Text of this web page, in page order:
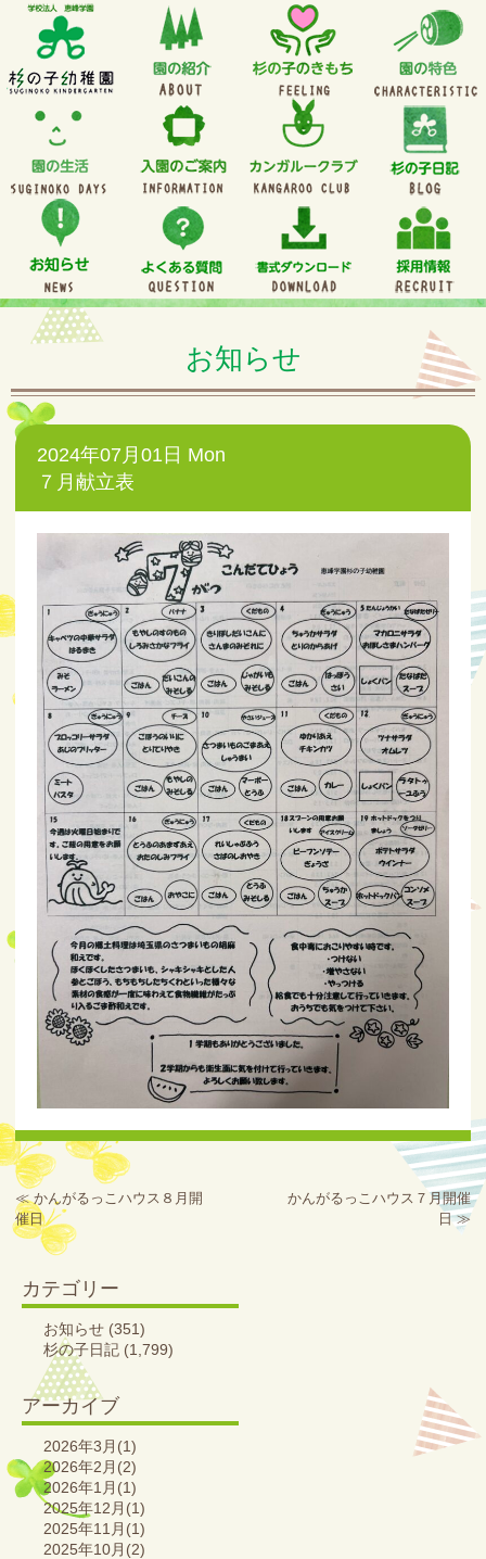
お知らせ
2024年07月01日 Mon
７月献立表
≪かんがるっこハウス８月開
催日
かんがるっこハウス７月開催
日≫
カテゴリー
お知らせ (351)
杉の子日記 (1,799)
アーカイブ
2026年3月(1)
2026年2月(2)
2026年1月(1)
2025年12月(1)
2025年11月(1)
2025年10月(2)